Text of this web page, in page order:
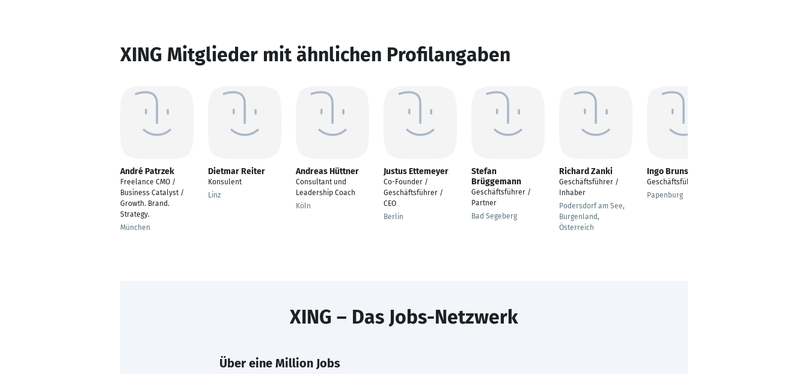
XING Mitglieder mit ähnlichen Profilangaben
André Patrzek
Freelance CMO /
Business Catalyst /
Growth. Brand.
Strategy.
München
Dietmar Reiter
Konsulent
Linz
Andreas Hüttner
Consultant und
Leadership Coach
Köln
Justus Ettemeyer
Co-Founder /
Geschäftsführer /
CEO
Berlin
Stefan
Brüggemann
Geschäftsführer /
Partner
Bad Segeberg
Richard Zanki
Geschäftsführer /
Inhaber
Podersdorf am See,
Burgenland,
Österreich
Ingo Bruns
Geschäftsführer
Papenburg
XING – Das Jobs-Netzwerk
Über eine Million Jobs